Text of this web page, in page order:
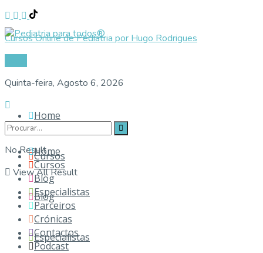
Cursos Online de Pediatria por Hugo Rodrigues
Quinta-feira, Agosto 6, 2026
No Result
View All Result
Home
Cursos
Blog
Especialistas
Home
Cursos
Blog
Especialistas
Parceiros
Crónicas
Contactos
Podcast